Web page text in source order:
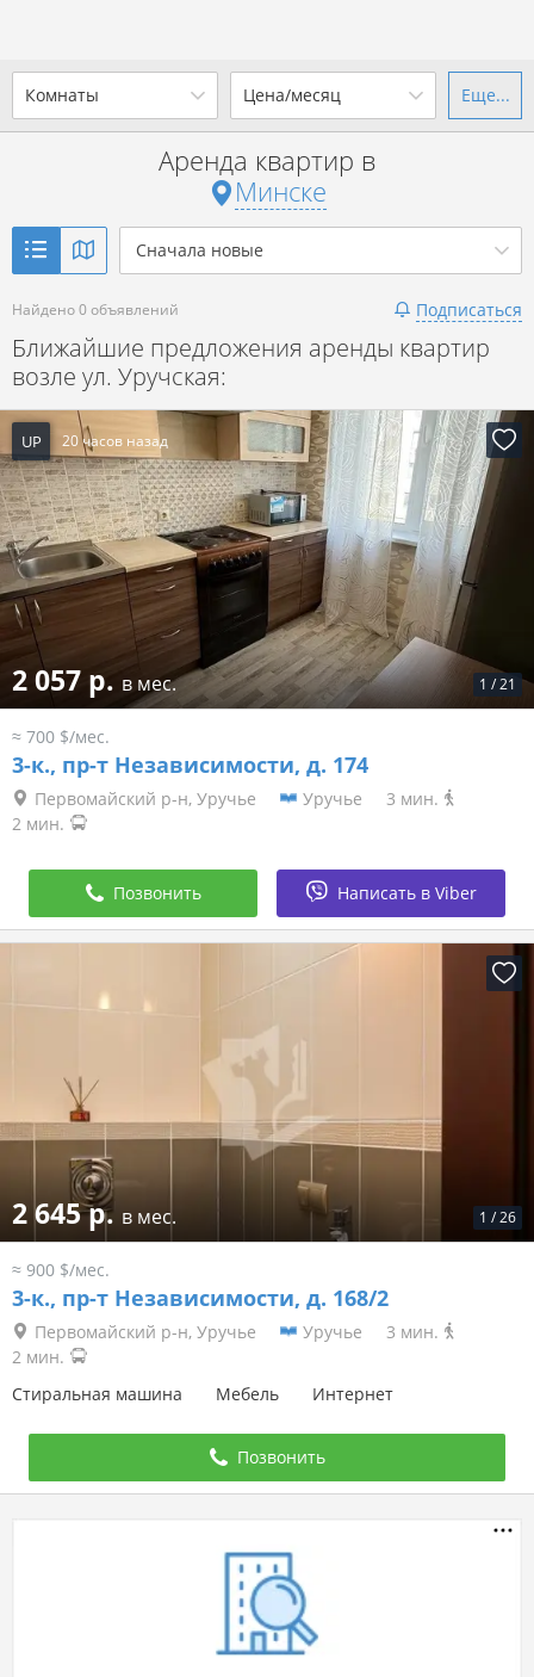
Комнаты
2-комн. 3-комн. 4+
Цена/месяц
от до
р. за всё
Показать объявления
Еще...
Аренда квартир в
Минске
Сначала новые
Найдено 0 объявлений Подписаться
Ближайшие предложения аренды квартир
возле ул. Уручская:
UP 20 часов назад
1 /21
2 057 р. в мес.
≈ 700 $/мес.
3-к., пр-т Независимости, д. 174
Первомайский р-н, Уручье Уручье
3 мин.
2 мин.
Позвонить Написать в Viber
1 /26
2 645 р. в мес.
≈ 900 $/мес.
3-к., пр-т Независимости, д. 168/2
Первомайский р-н, Уручье Уручье
3 мин.
2 мин.
Стиральная машина
Мебель Интернет
Позвонить
Ваш город -г. Минск?
Выбрать город